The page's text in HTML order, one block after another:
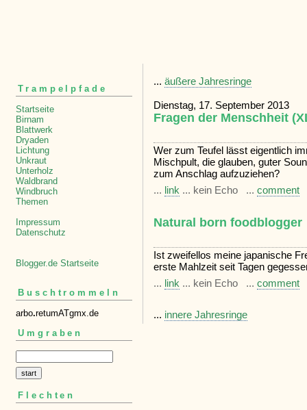
Trampelpfade
Startseite
Birnam
Blattwerk
Dryaden
Lichtung
Unkraut
Unterholz
Waldbrand
Windbruch
Themen
Impressum
Datenschutz
Blogger.de Startseite
Buschtrommeln
arbo.retumATgmx.de
Umgraben
Flechten
... äußere Jahresringe
Dienstag, 17. September 2013
Fragen der Menschheit
Wer zum Teufel lässt eigentlich
Mischpult, die glauben, guter
zum Anschlag aufzuziehen?
... link ... kein Echo ... comment
Natural born foodblogger
Ist zweifellos meine japanische
erste Mahlzeit seit Tagen
... link ... kein Echo ... comment
... innere Jahresringe